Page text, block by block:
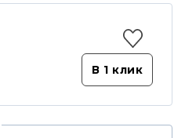
В 1 клик